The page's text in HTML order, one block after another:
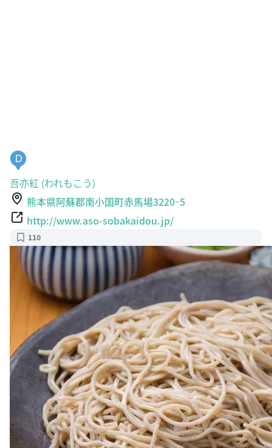
D
吾亦紅 (われもこう)
熊本県阿蘇郡南小国町赤馬場3220ｰ5
http://www.aso-sobakaidou.jp/
110